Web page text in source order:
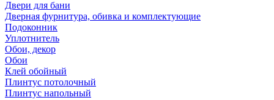
Двери для бани
Дверная фурнитура, обивка и комплектующие
Подоконник
Уплотнитель
Обои, декор
Обои
Клей обойный
Плинтус потолочный
Плинтус напольный